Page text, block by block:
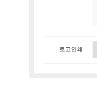
로고인쇄